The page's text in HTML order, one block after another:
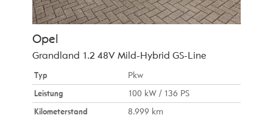
Opel
Grandland 1.2 48V Mild-Hybrid GS-Line
Typ
Pkw
Leistung
100 kW / 136 PS
Kilometerstand
8.999 km